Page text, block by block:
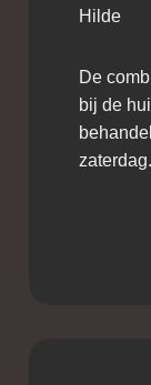
Hilde
De
bij de